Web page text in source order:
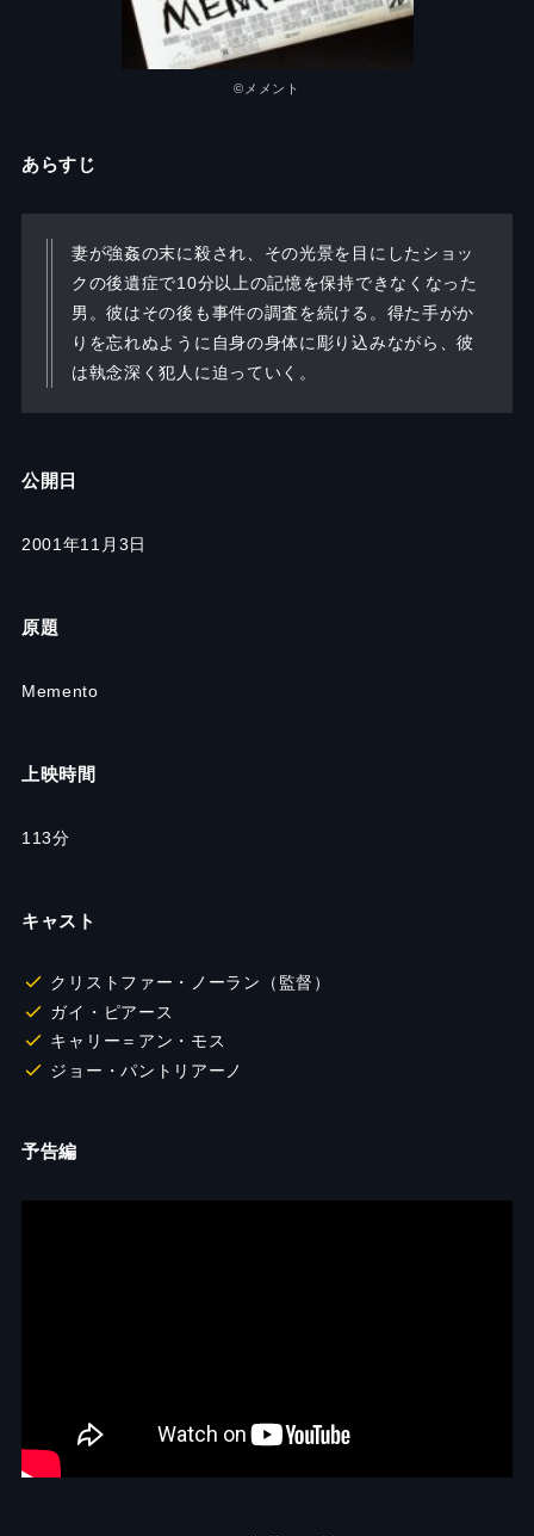
©メメント
あらすじ
妻が強姦の末に殺され、その光景を目にしたショッ
クの後遺症で10分以上の記憶を保持できなくなった
男。彼はその後も事件の調査を続ける。得た手がか
りを忘れぬように自身の身体に彫り込みながら、彼
は執念深く犯人に迫っていく。
公開日
2001年11月3日
原題
Memento
上映時間
113分
キャスト
クリストファー・ノーラン（監督）
ガイ・ピアース
キャリー＝アン・モス
ジョー・パントリアーノ
予告編